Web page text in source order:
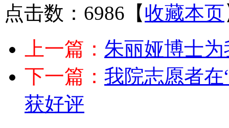
点击数：6986 【收藏本页
上一篇： 朱丽娅博士
下一篇： 我院志愿者在
获好评